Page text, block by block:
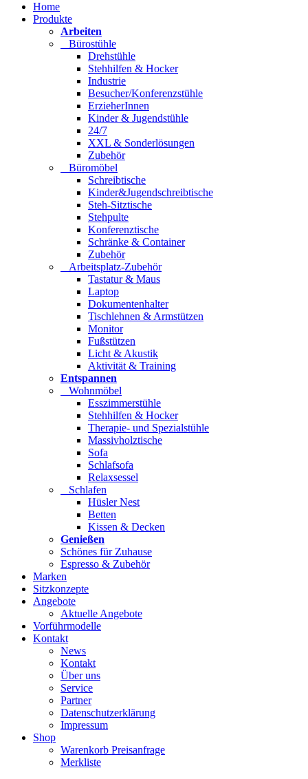
Home
Produkte
Arbeiten
Bürostühle
Drehstühle
Stehhilfen & Hocker
Industrie
Besucher/Konferenzstühle
ErzieherInnen
Kinder & Jugendstühle
24/7
XXL & Sonderlösungen
Zubehör
Büromöbel
Schreibtische
Kinder&Jugendschreibtische
Steh-Sitztische
Stehpulte
Konferenztische
Schränke & Container
Zubehör
Arbeitsplatz-Zubehör
Tastatur & Maus
Laptop
Dokumentenhalter
Tischlehnen & Armstützen
Monitor
Fußstützen
Licht & Akustik
Aktivität & Training
Entspannen
Wohnmöbel
Esszimmerstühle
Stehhilfen & Hocker
Therapie- und Spezialstühle
Massivholztische
Sofa
Schlafsofa
Relaxsessel
Schlafen
Hüsler Nest
Betten
Kissen & Decken
Genießen
Schönes für Zuhause
Espresso & Zubehör
Marken
Sitzkonzepte
Angebote
Aktuelle Angebote
Vorführmodelle
Kontakt
News
Kontakt
Über uns
Service
Partner
Datenschutzerklärung
Impressum
Shop
Warenkorb Preisanfrage
Merkliste